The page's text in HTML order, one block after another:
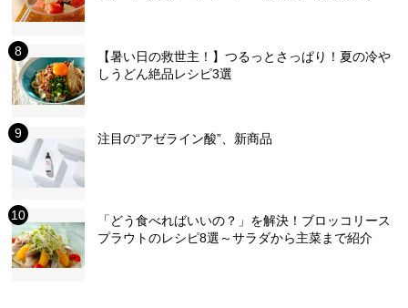
【暑い日の救世主！】つるっとさっぱり！夏の冷や
しうどん絶品レシピ3選
注目の“アゼライン酸”、新商品
「どう食べればいいの？」を解決！ブロッコリース
プラウトのレシピ8選～サラダから主菜まで紹介